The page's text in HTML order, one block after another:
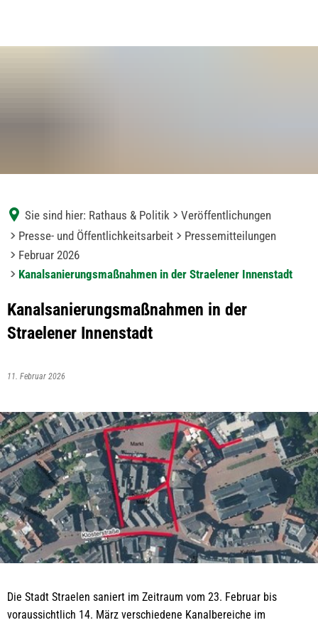
Sie sind hier: Rathaus & Politik
Veröffentlichungen
Presse- und Öffentlichkeitsarbeit
Pressemitteilungen
Februar 2026
Kanalsanierungsmaßnahmen in der Straelener Innenstadt
Kanalsanierungsmaßnahmen in der
Straelener Innenstadt
11. Februar 2026
Die Stadt Straelen saniert im Zeitraum vom 23. Februar bis
voraussichtlich 14. März verschiedene Kanalbereiche im